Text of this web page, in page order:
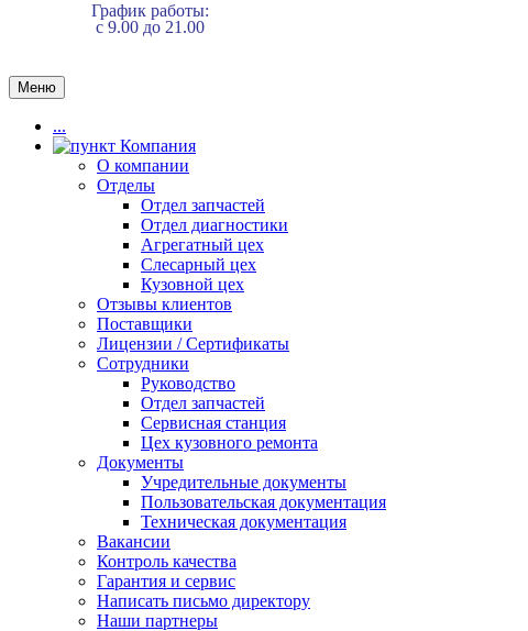
График работы:
с 9.00 до 21.00
Меню
...
Компания
О компании
Отделы
Отдел запчастей
Отдел диагностики
Агрегатный цех
Слесарный цех
Кузовной цех
Отзывы клиентов
Поставщики
Лицензии / Сертификаты
Сотрудники
Руководство
Отдел запчастей
Сервисная станция
Цех кузовного ремонта
Документы
Учредительные документы
Пользовательская документация
Техническая документация
Вакансии
Контроль качества
Гарантия и сервис
Написать письмо директору
Наши партнеры